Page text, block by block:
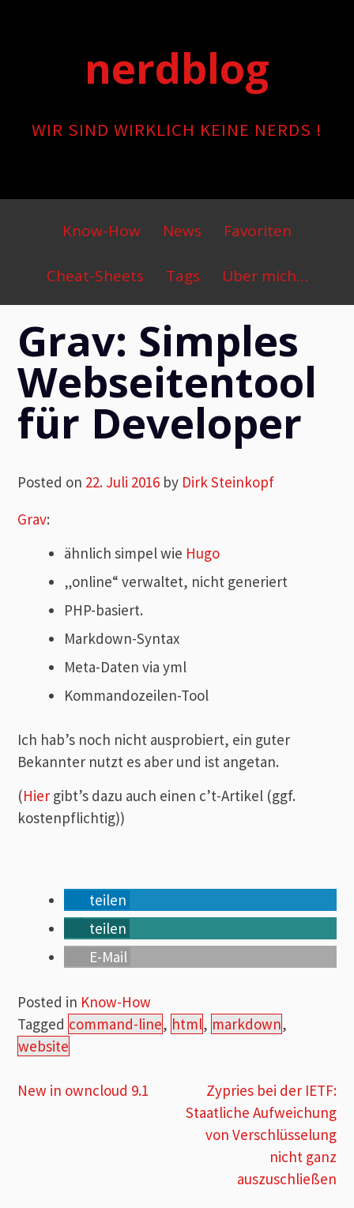
nerdblog
WIR SIND WIRKLICH KEINE NERDS !
Primary
Menu
Know-How News Favoriten
Cheat-Sheets Tags Über mich…
Grav: Simples
Webseitentool
für Developer
Posted on 22. Juli 2016 by Dirk Steinkopf
Grav:
ähnlich simpel wie Hugo
„online“ verwaltet, nicht generiert
PHP-basiert.
Markdown-Syntax
Meta-Daten via yml
Kommandozeilen-Tool
Ich hab’s noch nicht ausprobiert, ein guter
Bekannter nutzt es aber und ist angetan.
(Hier gibt’s dazu auch einen c’t-Artikel (ggf.
kostenpflichtig))
teilen
teilen
E-Mail
Posted in Know-How
Tagged command-line, html, markdown,
website
Beitragsnavigation
New in owncloud 9.1
Zypries bei der IETF:
Staatliche Aufweichung
von Verschlüsselung
nicht ganz
auszuschließen